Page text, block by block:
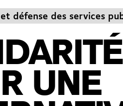
défense des services
UNE